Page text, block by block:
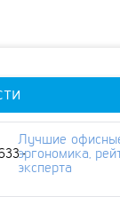
Лучшие
эргономика,
эксперта